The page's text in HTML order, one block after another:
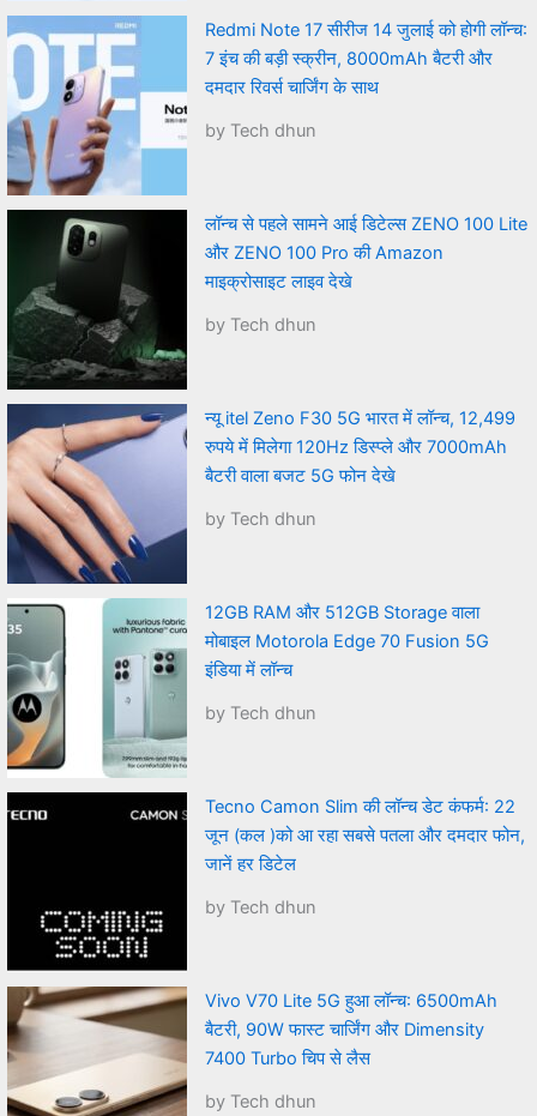
Redmi Note 17 सीरीज 14 जुलाई को होगी लॉन्च:
7 इंच की बड़ी स्क्रीन, 8000mAh बैटरी और
दमदार रिवर्स चार्जिंग के साथ
by Tech dhun
लॉन्च से पहले सामने आई डिटेल्स ZENO 100 Lite
और ZENO 100 Pro की Amazon
माइक्रोसाइट लाइव देखे
by Tech dhun
न्यू itel Zeno F30 5G भारत में लॉन्च, 12,499
रुपये में मिलेगा 120Hz डिस्प्ले और 7000mAh
बैटरी वाला बजट 5G फोन देखे
by Tech dhun
12GB RAM और 512GB Storage वाला
मोबाइल Motorola Edge 70 Fusion 5G
इंडिया में लॉन्च
by Tech dhun
Tecno Camon Slim की लॉन्च डेट कंफर्म: 22
जून (कल )को आ रहा सबसे पतला और दमदार फोन,
जानें हर डिटेल
by Tech dhun
Vivo V70 Lite 5G हुआ लॉन्च: 6500mAh
बैटरी, 90W फास्ट चार्जिंग और Dimensity
7400 Turbo चिप से लैस
by Tech dhun